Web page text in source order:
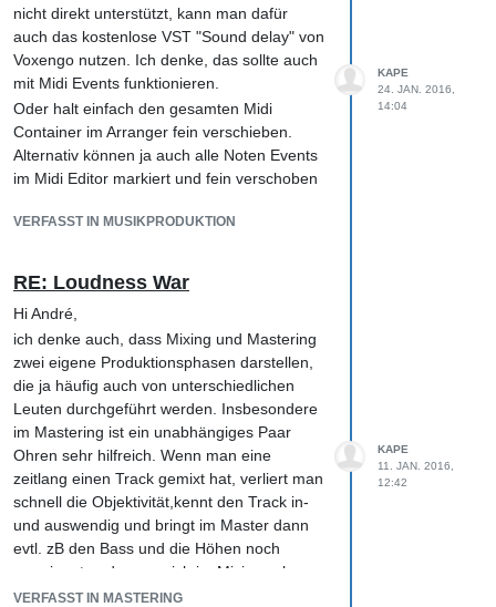
gerade einmal bei 3-5%. Ich bin hier echt
mit meinem Latein am Ende und wüsste
gerne, ob es (zumindest bei Reaper) einen
Unterschied zwischen der Plugin-
Ansteuerung in den Masterslots und der auf
Trackebene gibt.
Beste Grüße,
Klaus
nicht direkt unterstützt, kann man dafür
auch das kostenlose VST "Sound delay" von
Voxengo nutzen. Ich denke, das sollte auch
mit Midi Events funktionieren.
Oder halt einfach den gesamten Midi
Container im Arranger fein verschieben.
Alternativ können ja auch alle Noten Events
im Midi Editor markiert und fein verschoben
VERFASST IN MUSIKPRODUKTION
KAPE
24. JAN. 2016,
14:04
RE: Loudness War
Hi André,
ich denke auch, dass Mixing und Mastering
zwei eigene Produktionsphasen darstellen,
die ja häufig auch von unterschiedlichen
Leuten durchgeführt werden. Insbesondere
im Mastering ist ein unabhängiges Paar
Ohren sehr hilfreich. Wenn man eine
zeitlang einen Track gemixt hat, verliert man
schnell die Objektivität,kennt den Track in-
und auswendig und bringt im Master dann
evtl. zB den Bass und die Höhen noch
prominenter, da man sich im Mixing schon
daran gewöhnt hat und alles noch
VERFASST IN MASTERING
KAPE
11. JAN. 2016,
12:42